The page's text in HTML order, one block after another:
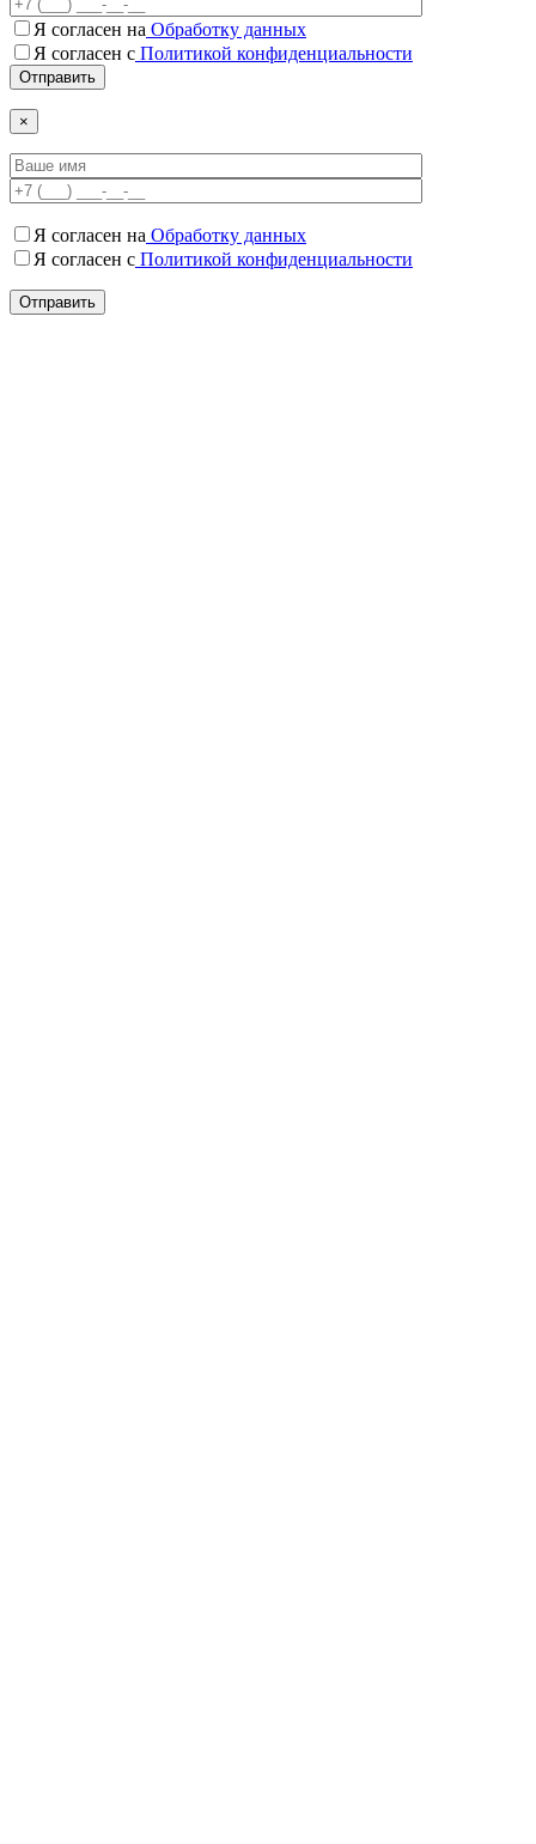
Я согласен на Обработку данных
Я согласен c Политикой конфиденциальности
×
Я согласен на Обработку данных
Я согласен c Политикой конфиденциальности